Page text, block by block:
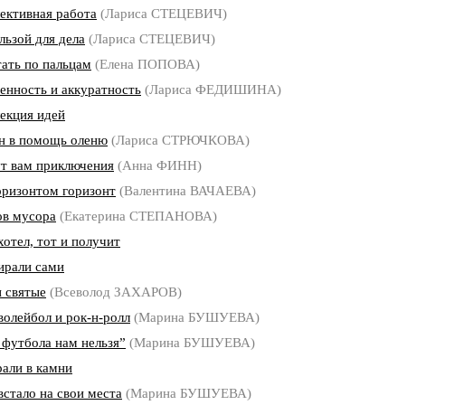
работа (Лариса СТЕЦЕВИЧ)
для дела (Лариса СТЕЦЕВИЧ)
по пальцам (Елена ПОПОВА)
и аккуратность (Лариса ФЕДИШИНА)
идей
в помощь оленю (Лариса СТРЮЧКОВА)
вам приключения (Анна ФИНН)
горизонт (Валентина ВАЧАЕВА)
мусора (Екатерина СТЕПАНОВА)
тот и получит
сами
святые (Всеволод ЗАХАРОВ)
и рок-н-ролл (Марина БУШУЕВА)
нам нельзя” (Марина БУШУЕВА)
в камни
на свои места (Марина БУШУЕВА)